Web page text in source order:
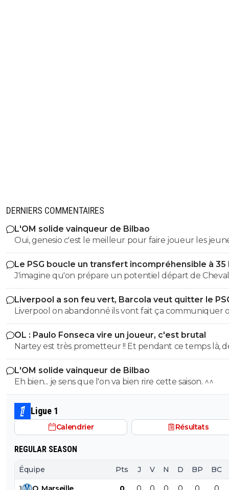
DERNIERS COMMENTAIRES
L'OM solide vainqueur de Bilbao
Oui, genesio c'est le meilleur pour faire joueur les
c'est positif
Le PSG boucle un transfert incompréhensible à 35
J'imagine qu'on prépare un potentiel départ de
l'été prochain au cas où il laisserait encore filer sa
évitera un panic buy tout en misant sur un très bon
gardien.
Liverpool a son feu vert, Barcola veut quitter le
Liverpool on abandonné ils vont fait ça communiquer
le joueur a pas suivis la préparation, Liverpool vont pas
dépenser une fortune pour un joueur qui a suivis
préparation avec Liverpool, Liverpool on déjà fait la bêtise sur
isak l année dernière, ils veulent pas refaire la même
OL : Paulo Fonseca vire un joueur, c'est brutal
Nartey est très prometteur !! Et pendant ce temps là,
joueurs comme AMN et Tessman joue tout les
L'OM solide vainqueur de Bilbao
Eh bien... je sens que l'on va bien rire cette saison. ^^
Ligue 1
Calendrier Résultats
REGULAR SEASON
Équipe Pts J V N D BP BC